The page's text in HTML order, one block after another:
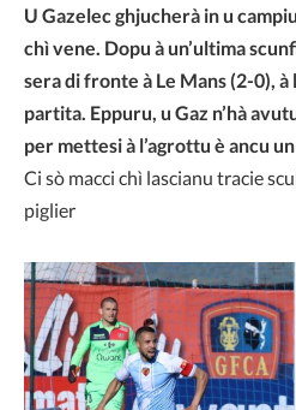
U Gazelec ghjucherà in u
chì vene. Dopu à un’ultima
sera di fronte à Le Mans (2-0), à
partita. Eppuru, u Gaz n’hà
per mettesi à l’agrottu è ancu
Ci sò macci chì lascianu tracie
piglier